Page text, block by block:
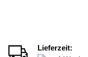
Lieferzeit: